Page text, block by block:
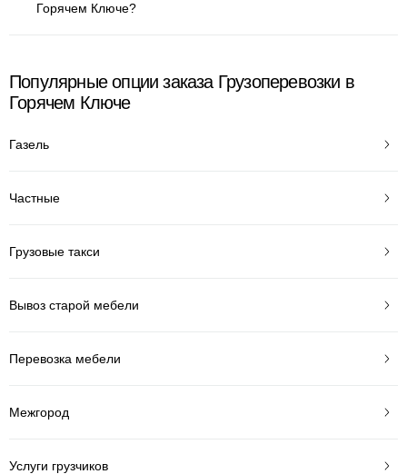
Горячем Ключе?
Популярные опции заказа Грузоперевозки в
Горячем Ключе
Газель
Частные
Грузовые такси
Вывоз старой мебели
Перевозка мебели
Межгород
Услуги грузчиков